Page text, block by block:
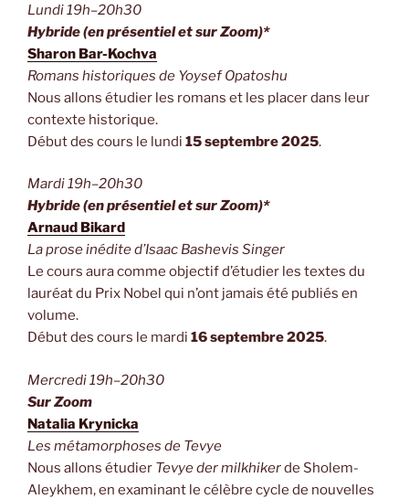
Lundi 19h–20h30
Hybride (en présentiel et sur Zoom)*
Sharon Bar-Kochva
Romans historiques de Yoysef Opatoshu
Nous allons étudier les romans et les placer dans leur
contexte historique.
Début des cours le lundi 15 septembre 2025.
Mardi 19h–20h30
Hybride (en présentiel et sur Zoom)*
Arnaud Bikard
La prose inédite d’Isaac Bashevis Singer
Le cours aura comme objectif d’étudier les textes du
lauréat du Prix Nobel qui n’ont jamais été publiés en
volume.
Début des cours le mardi 16 septembre 2025.
Mercredi 19h–20h30
Sur Zoom
Natalia Krynicka
Les métamorphoses de Tevye
Nous allons étudier Tevye der milkhikerde Sholem-
Aleykhem, en examinant le célèbre cycle de nouvelles